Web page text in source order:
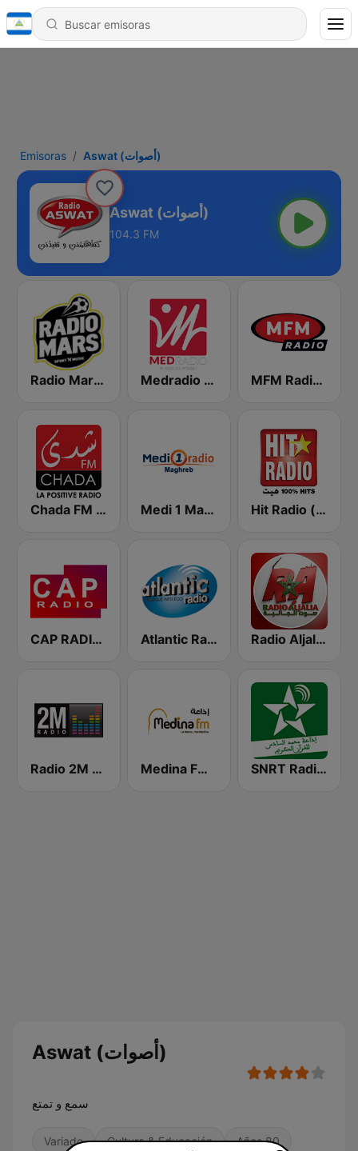
Emisoras Aswat (أصوات)
Aswat (أصوات)
104.3 FM
Radio Mars (راديو مرس) Medradio (ميد راديو) MFM Radio (مفم راديو)
Chada FM (شدى فم) Medi 1 Maghreb (ميدى1 مغرب) Hit Radio (هيت راديو)
CAP RADIO MAROC Atlantic Radio (أتلانتيك راديو) Radio Aljalia - راديو الجالية
Radio 2M (راديو 2 م) Medina FM (إذاعة مدينة فم) SNRT Radio Idaat Mohammed Assadiss (السادسة)
Aswat (أصوات)
سمع و تمتع
Variado Cultura & Educación Años 80